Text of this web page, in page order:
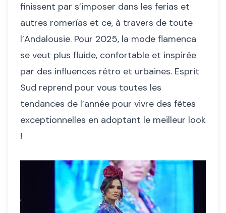
finissent par s’imposer dans les ferias et
autres romerías et ce, à travers de toute
l’Andalousie. Pour 2025, la mode flamenca
se veut plus fluide, confortable et inspirée
par des influences rétro et urbaines. Esprit
Sud reprend pour vous toutes les
tendances de l’année pour vivre des fêtes
exceptionnelles en adoptant le meilleur look
!